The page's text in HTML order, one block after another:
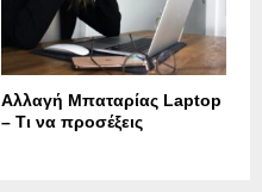
Αλλαγή Μπαταρίας Laptop
– Τι να προσέξεις